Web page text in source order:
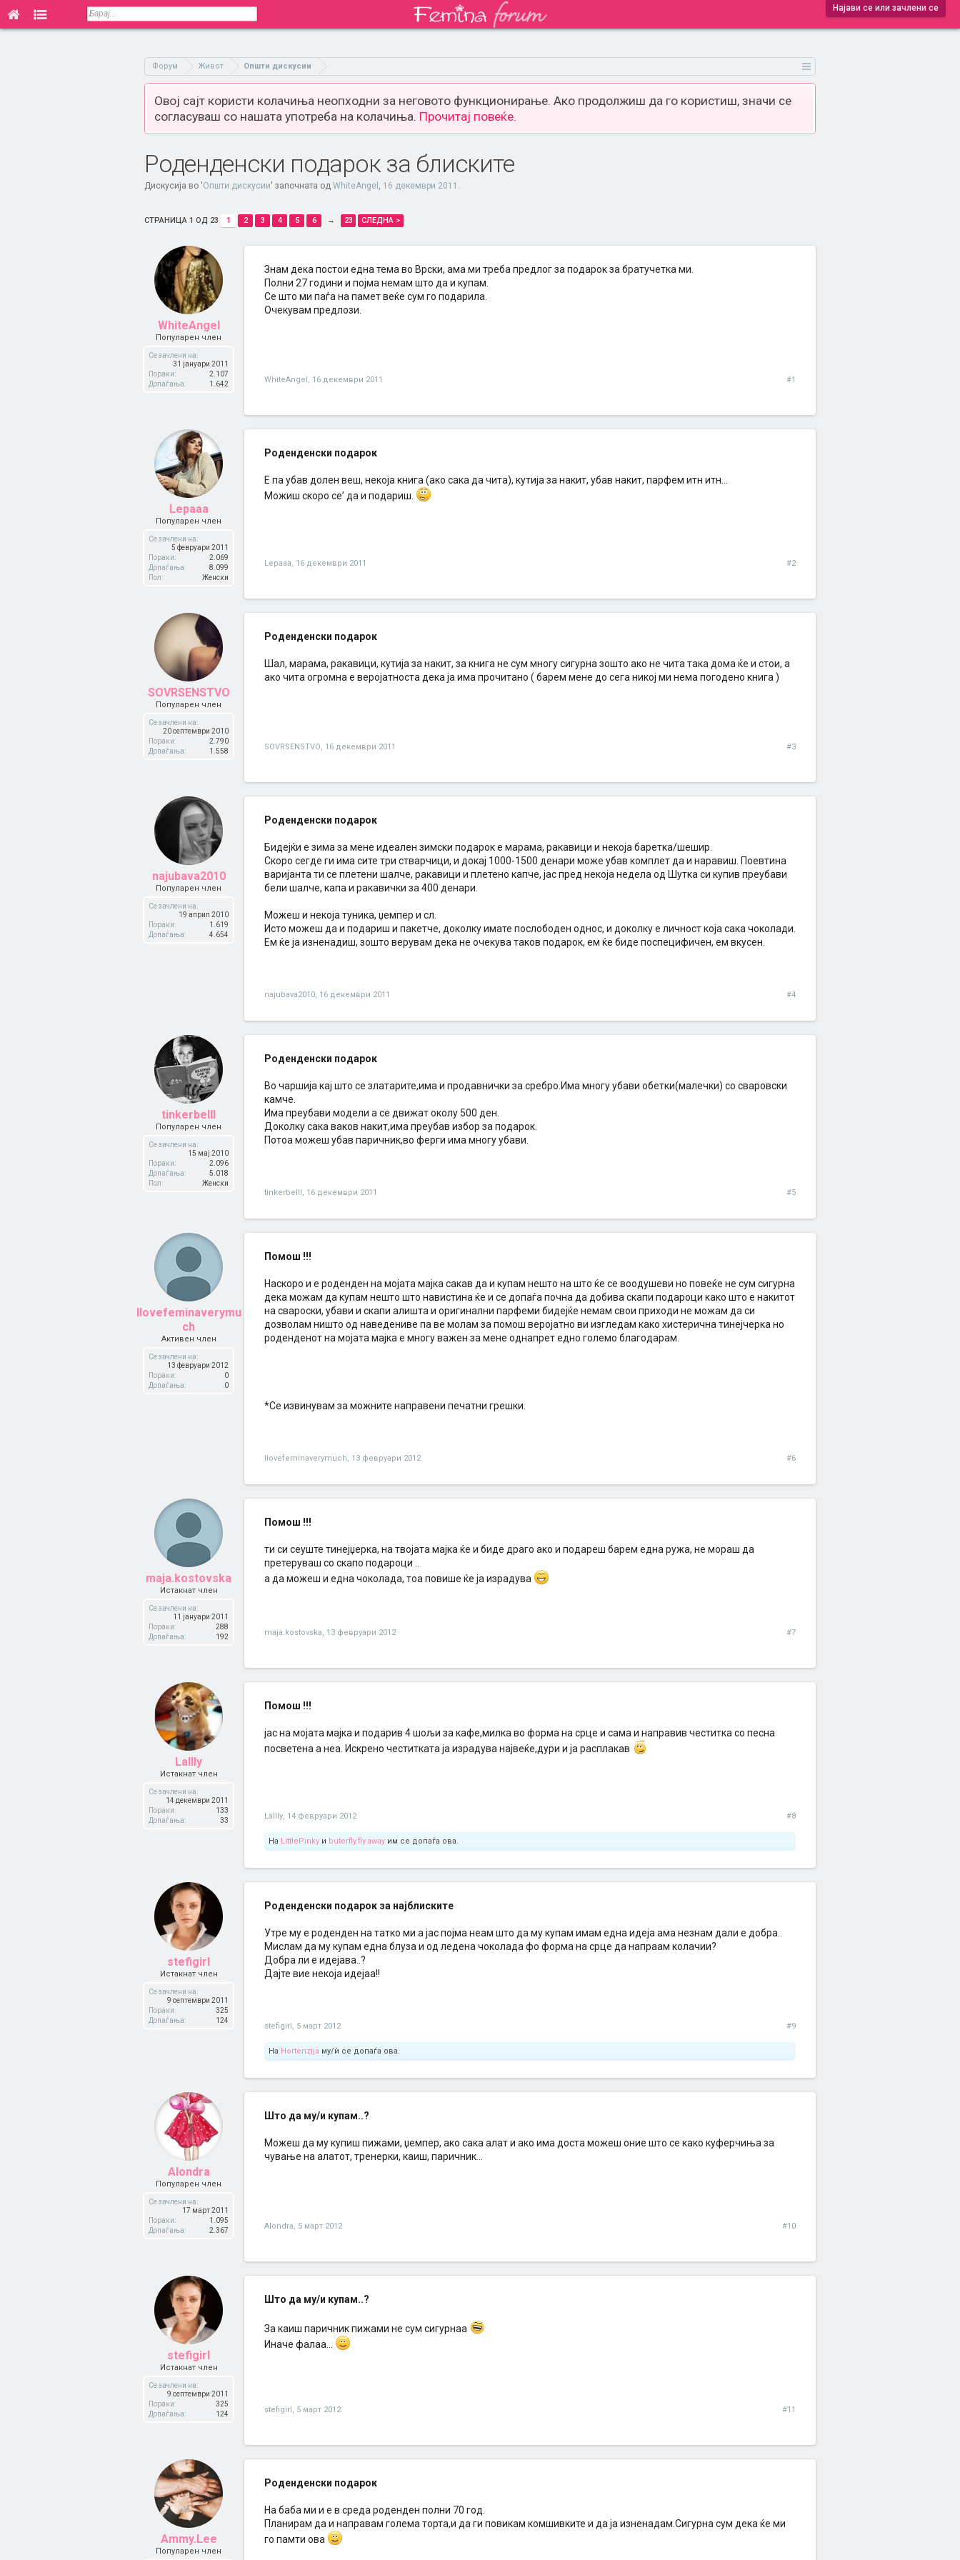
Најави се или зачлени се
Форум Живот Општи дискусии
Овој сајт користи колачиња неопходни за неговото функционирање. Ако продолжиш да го користиш, значи се
согласуваш со нашата употреба на колачиња. Прочитај повеќе.
Роденденски подарок за блиските
Дискусија во 'Општи дискусии' започната од WhiteAngel , 16 декември 2011 .
СТРАНИЦА 1 ОД 23 1 2 3 4 5 6 → 23 СЛЕДНА >
WhiteAngel
Популарен член
Се зачлени на:
31 јануари 2011
Пораки:
2.107
Допаѓања:
1.642
Знам дека постои една тема во Врски, ама ми треба предлог за подарок за братучетка ми.
Полни 27 години и појма немам што да и купам.
Се што ми паѓа на памет веќе сум го подарила.
Очекувам предлози.
WhiteAngel, 16 декември 2011 #1
Lepaaa
Популарен член
Се зачлени на:
5 февруари 2011
Пораки:
2.069
Допаѓања:
8.099
Пол:
Женски
Роденденски подарок
Е па убав долен веш, некоја книга (ако сака да чита), кутија за накит, убав накит, парфем итн итн...
Можиш скоро се’ да и подариш.
Lepaaa, 16 декември 2011 #2
SOVRSENSTVO
Популарен член
Се зачлени на:
20 септември 2010
Пораки:
2.790
Допаѓања:
1.558
Роденденски подарок
Шал, марама, ракавици, кутија за накит, за книга не сум многу сигурна зошто ако не чита така дома ќе и стои, а
ако чита огромна е веројатноста дека ја има прочитано ( барем мене до сега никој ми нема погодено книга )
SOVRSENSTVO, 16 декември 2011 #3
najubava2010
Популарен член
Се зачлени на:
19 април 2010
Пораки:
1.619
Допаѓања:
4.654
Роденденски подарок
Бидејќи е зима за мене идеален зимски подарок е марама, ракавици и некоја баретка/шешир.
Скоро сегде ги има сите три стварчици, и докај 1000-1500 денари може убав комплет да и наравиш. Поевтина
варијанта ти се плетени шалче, ракавици и плетено капче, јас пред некоја недела од Шутка си купив преубави
бели шалче, капа и ракавички за 400 денари.
Можеш и некоја туника, џемпер и сл.
Исто можеш да и подариш и пакетче, доколку имате послободен однос, и доколку е личност која сака чоколади.
Ем ќе ја изненадиш, зошто верувам дека не очекува таков подарок, ем ќе биде поспецифичен, ем вкусен.
najubava2010, 16 декември 2011 #4
tinkerbelll
Популарен член
Се зачлени на:
15 мај 2010
Пораки:
2.096
Допаѓања:
5.018
Пол:
Женски
Роденденски подарок
Во чаршија кај што се златарите,има и продавнички за сребро.Има многу убави обетки(малечки) со сваровски
камче.
Има преубави модели а се движат околу 500 ден.
Доколку сака ваков накит,има преубав избор за подарок.
Потоа можеш убав паричник,во ферги има многу убави.
tinkerbelll, 16 декември 2011 #5
Ilovefeminaverymu
ch
Активен член
Се зачлени на:
13 февруари 2012
Пораки:
0
Допаѓања:
0
Помош !!!
Наскоро и е роденден на мојата мајка сакав да и купам нешто на што ќе се воодушеви но повеќе не сум сигурна
дека можам да купам нешто што навистина ќе и се допаѓа почна да добива скапи подароци како што е накитот
на свароски, убави и скапи алишта и оригинални парфеми бидејќе немам свои приходи не можам да си
дозволам ништо од наведениве па ве молам за помош веројатно ви изгледам како хистерична тинејчерка но
роденденот на мојата мајка е многу важен за мене однапрет едно големо благодарам.
*Се извинувам за можните направени печатни грешки.
Ilovefeminaverymuch, 13 февруари 2012 #6
maja.kostovska
Истакнат член
Се зачлени на:
11 јануари 2011
Пораки:
288
Допаѓања:
192
Помош !!!
ти си сеуште тинејџерка, на твојата мајка ќе и биде драго ако и подареш барем една ружа, не мораш да
претеруваш со скапо подароци ..
а да можеш и една чоколада, тоа повише ќе ја израдува
maja.kostovska, 13 февруари 2012 #7
Lallly
Истакнат член
Се зачлени на:
14 декември 2011
Пораки:
133
Допаѓања:
33
Помош !!!
јас на мојата мајка и подарив 4 шољи за кафе,милка во форма на срце и сама и направив честитка со песна
посветена а неа. Искрено честитката ја израдува највеќе,дури и ја расплакав
Lallly, 14 февруари 2012 #8
На LittlePinky и buterfly.fly.away им се допаѓа ова.
stefigirl
Истакнат член
Се зачлени на:
9 септември 2011
Пораки:
325
Допаѓања:
124
Роденденски подарок за најблиските
Утре му е роденден на татко ми а јас појма неам што да му купам имам една идеја ама незнам дали е добра..
Мислам да му купам една блуза и од ледена чоколада фо форма на срце да напраам колачии?
Добра ли е идејава..?
Дајте вие некоја идејаа!!
stefigirl, 5 март 2012 #9
На Hortenzija му/ѝ се допаѓа ова.
Alondra
Популарен член
Се зачлени на:
17 март 2011
Пораки:
1.095
Допаѓања:
2.367
Што да му/и купам..?
Можеш да му купиш пижами, џемпер, ако сака алат и ако има доста можеш оние што се како куферчиња за
чување на алатот, тренерки, каиш, паричник...
Alondra, 5 март 2012 #10
stefigirl
Истакнат член
Се зачлени на:
9 септември 2011
Пораки:
325
Допаѓања:
124
Што да му/и купам..?
За каиш паричник пижами не сум сигурнаа
Иначе фалаа...
stefigirl, 5 март 2012 #11
Ammy.Lee
Популарен член
Роденденски подарок
На баба ми и е в среда роденден полни 70 год.
Планирам да и направам голема торта,и да ги повикам комшивките и да ја изненадам.Сигурна сум дека ќе ми
го памти ова